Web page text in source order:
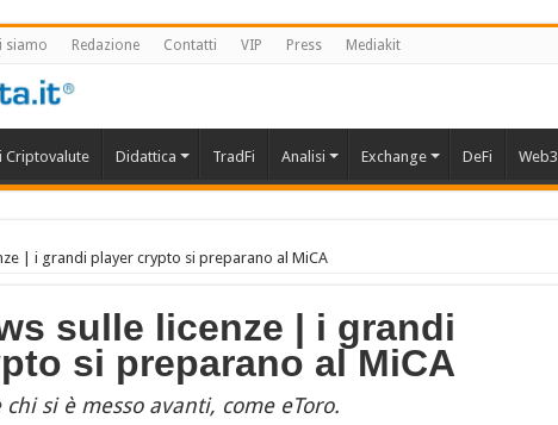
siamo Redazione Contatti VIP Press Mediakit
Criptovalute Didattica TradFi Analisi Exchange DeFi Web3
| i grandi player crypto si preparano al MiCA
sulle licenze | i grandi
si preparano al MiCA
chi si è messo avanti, come eToro.